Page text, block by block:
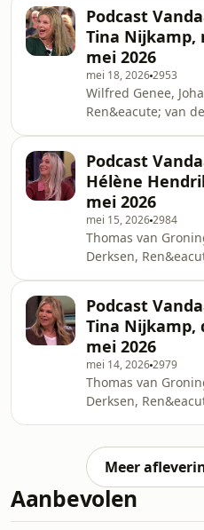
Dick Advocaat, trip
Cura&ccedil;ao
terugkeer van De
omnystudio.com/
information.
Podcast
Tina Nijkamp,
mei 2026
mei 18, 20262953
Wilfred Genee,
Ren&eacute; van
uitzending vanuit
dieptepunt voor
van een oude
omnystudio.com/
information.
Podcast
Hélène
mei 2026
mei 15, 20262984
Thomas van
Derksen,
actualiteit: De
Advocaat bij
van Gelder
omnystudio.com/
information.
Podcast
Tina Nijkamp,
mei 2026
mei 14, 20262979
Thomas van
Derksen,
videocall vanuit
interview van Jack
handige
omnystudio.com/
Meer
Aanbevolen